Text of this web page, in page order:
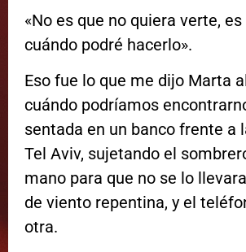
«No es que no quiera verte,
cuándo podré hacerlo».
Eso fue lo que me dijo Marta
cuándo podríamos
sentada en un banco frente a
Tel Aviv, sujetando el
mano para que no se lo
de viento repentina, y el
otra.